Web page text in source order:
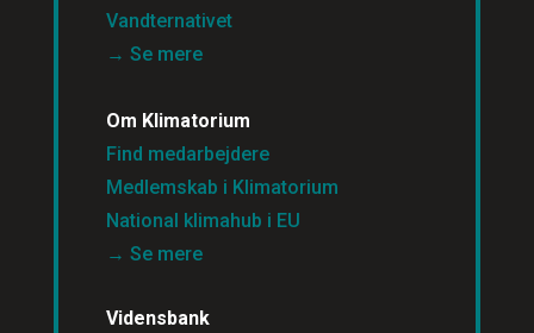
Vandternativet
→ Se mere
Om Klimatorium
Find medarbejdere
Medlemskab i Klimatorium
National klimahub i EU
→ Se mere
Vidensbank